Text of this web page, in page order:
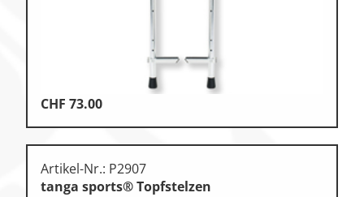
CHF 73.00
Artikel-Nr.: P2907
tanga sports® Topfstelzen